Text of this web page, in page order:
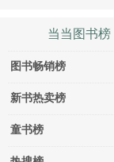
当当图书榜
图书畅销榜
新书热卖榜
童书榜